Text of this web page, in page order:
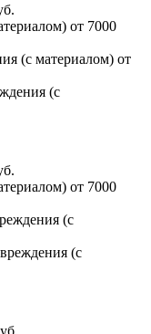
от 7000
(с материалом) от
(с
от 7000
(с
(с